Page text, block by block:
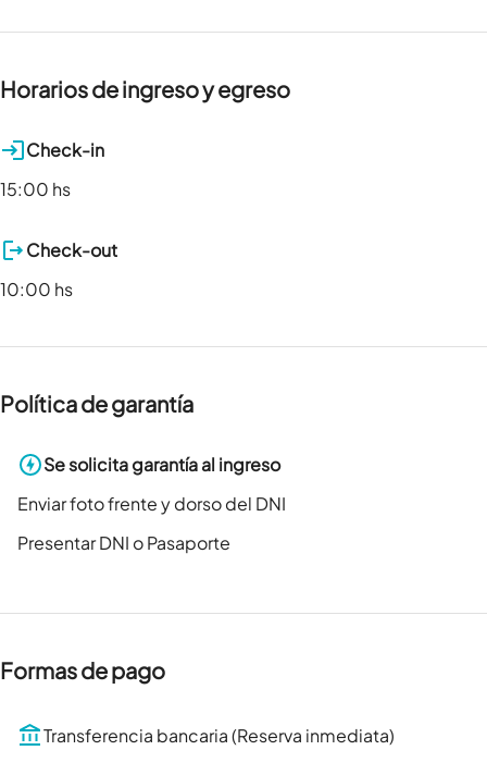
Horarios de ingreso y egreso
Check-in
15:00 hs
Check-out
10:00 hs
Política de garantía
Se solicita garantía al ingreso
Enviar foto frente y dorso del DNI
Presentar DNI o Pasaporte
Formas de pago
Transferencia bancaria (Reserva inmediata)